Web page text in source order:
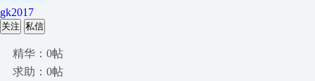
gk2017
关注 私信
精华：0帖
求助：0帖